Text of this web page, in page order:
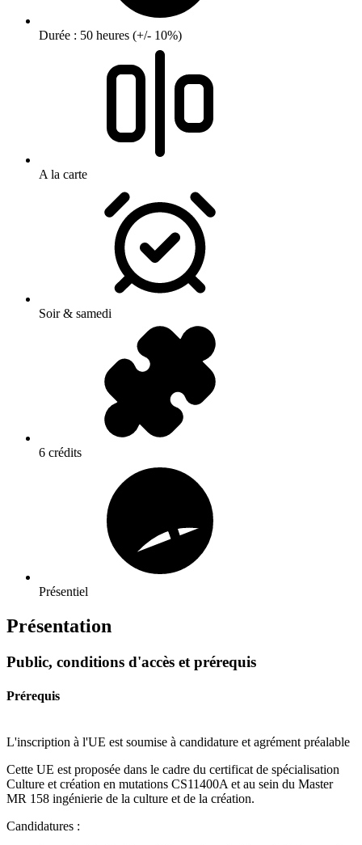
Durée : 50 heures (+/- 10%)
A la carte
Soir & samedi
6 crédits
Présentiel
Présentation
Public, conditions d'accès et prérequis
Prérequis
L'inscription à l'UE est soumise à candidature et agrément préalable
Cette UE est proposée dans le cadre du certificat de spécialisation
Culture et création en mutations CS11400A et au sein du Master
MR 158 ingénierie de la culture et de la création.
Candidatures :